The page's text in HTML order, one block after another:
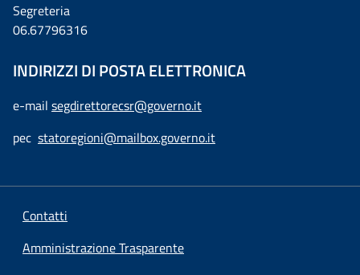
Segreteria
06.67796316
INDIRIZZI DI POSTA ELETTRONICA
e-mail segdirettorecsr@governo.it
pec statoregioni@mailbox.governo.it
Contatti
Amministrazione Trasparente